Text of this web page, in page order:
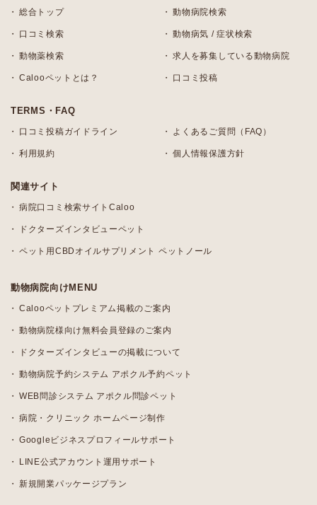
総合トップ 動物病院検索
口コミ検索 動物病気 / 症状検索
動物薬検索 求人を募集している動物病院
Calooペットとは？ 口コミ投稿
TERMS・FAQ
口コミ投稿ガイドライン よくあるご質問（FAQ）
利用規約 個人情報保護方針
関連サイト
病院口コミ検索サイトCaloo
ドクターズインタビューペット
ペット用CBDオイルサプリメント ペットノール
動物病院向けMENU
Calooペットプレミアム掲載のご案内
動物病院様向け無料会員登録のご案内
ドクターズインタビューの掲載について
動物病院予約システム アポクル予約ペット
WEB問診システム アポクル問診ペット
病院・クリニック ホームページ制作
Googleビジネスプロフィールサポート
LINE公式アカウント運用サポート
新規開業パッケージプラン